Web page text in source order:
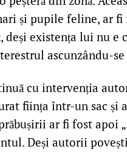
și pupile feline, ar
deși existența lui nu
ascunzându-
cu intervenția
ființa într-un sac
ar fi fost apoi
Deși autorii